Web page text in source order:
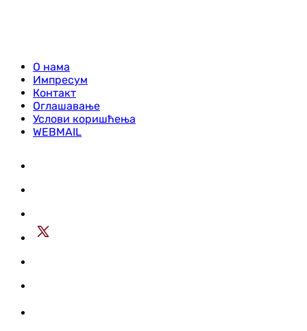
О нама
Импресум
Контакт
Оглашавање
Услови коришћења
WEBMAIL